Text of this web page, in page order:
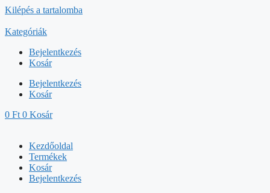
Kilépés a tartalomba
Kategóriák
Bejelentkezés
Kosár
Bejelentkezés
Kosár
0 Ft 0 Kosár
Kezdőoldal
Termékek
Kosár
Bejelentkezés